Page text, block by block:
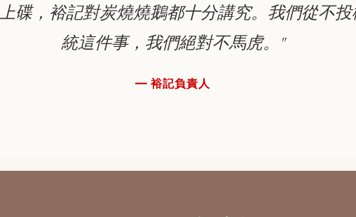
碟，裕記對炭燒燒鵝都十分講究。我們從不
統這件事，我們絕對不馬虎。"
— 裕記負責人